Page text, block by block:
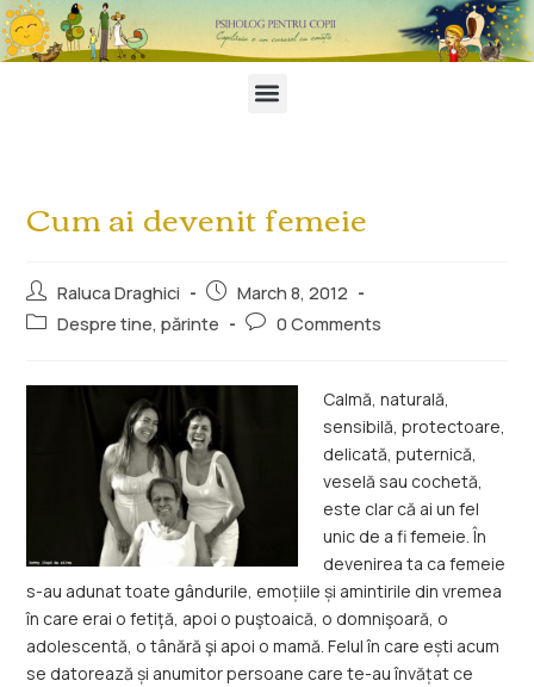
Cum ai devenit femeie
Raluca Draghici
March 8, 2012
Despre tine, părinte
0 Comments
Calmă, naturală,
sensibilă, protectoare,
delicată, puternică,
veselă sau cochetă,
este clar că ai un fel
unic de a fi femeie. În
devenirea ta ca femeie
s-au adunat toate gândurile, emoțiile și amintirile din vremea
în care erai o fetiţă, apoi o puştoaică, o domnişoară, o
adolescentă, o tânără şi apoi o mamă. Felul în care ești acum
se datorează și anumitor persoane care te-au învățat ce